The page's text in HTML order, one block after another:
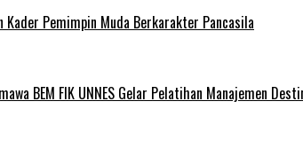
Kader Pemimpin Muda Berkarakter Pancasila
BEM FIK UNNES Gelar Pelatihan Manajemen